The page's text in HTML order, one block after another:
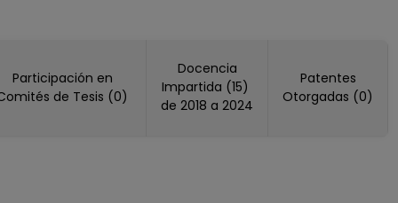
Participación en
de Tesis (0)
Docencia
Impartida (15)
de 2018 a 2024
Patentes
Otorgadas (0)